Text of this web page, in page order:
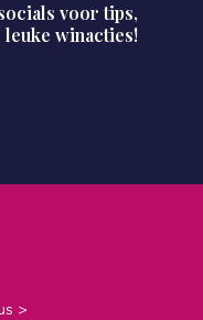
voor tips,
winacties!
>